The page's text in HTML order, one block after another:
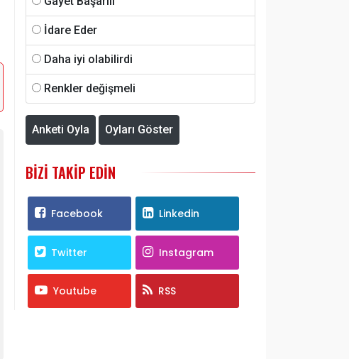
İdare Eder
Daha iyi olabilirdi
Renkler değişmeli
Anketi Oyla Oyları Göster
BIZI TAKIP EDIN
Facebook Linkedin
Twitter Instagram
Youtube RSS